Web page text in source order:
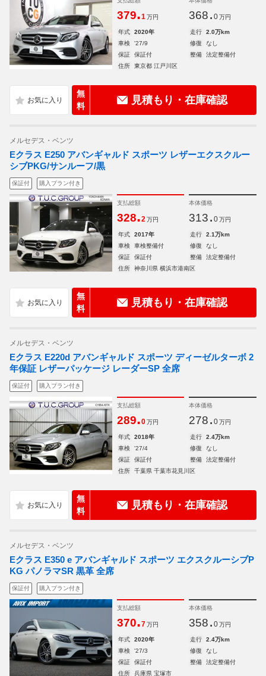
379.1 万円 368. 0 万円
年式 2020年 走行
2.0万km
車検
'27/9 修復
なし
保証
保証付 整備
法定整備付
住所
東京都 江戸川区
無
料
見積もり・在庫確認
メルセデス・ベンツ
Eクラス E250 アバンギャルド スポーツ レザーエクスクルー
シブPKG/サンルーフ/黒
保証付 購入プラン付き
支払総額
328.2 万円
本体価格
313. 0 万円
年式 2017年 走行
2.1万km
車検
車検整備付 修復
なし
保証
保証付 整備
法定整備付
住所
神奈川県 横浜市港南区
無
料
見積もり・在庫確認
メルセデス・ベンツ
Eクラス E220d アバンギャルド スポーツ ディーゼルターボ 2
年保証 レザーパッケージ レーダーSP 全席
保証付 購入プラン付き
支払総額
289.0 万円
本体価格
278. 0 万円
年式 2018年 走行
2.4万km
車検
'27/4 修復
なし
保証
保証付 整備
法定整備付
住所
千葉県 千葉市花見川区
無
料
見積もり・在庫確認
メルセデス・ベンツ
Eクラス E350 e アバンギャルド スポーツ エクスクルーシブP
KG パノラマSR 黒革 全席
保証付 購入プラン付き
支払総額
370.7 万円
本体価格
358. 0 万円
年式 2020年 走行
2.4万km
車検
'27/3 修復
なし
保証
保証付 整備
法定整備付
住所
兵庫県 宝塚市